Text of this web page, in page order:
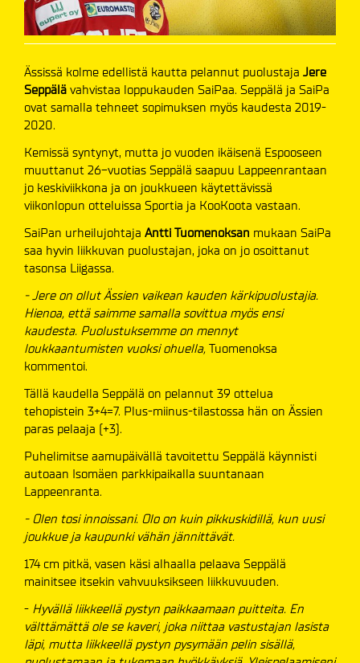
Ässissä kolme edellistä kautta pelannut puolustaja Jere
Seppälä vahvistaa loppukauden SaiPaa. Seppälä ja SaiPa
ovat samalla tehneet sopimuksen myös kaudesta 2019-
2020.
Kemissä syntynyt, mutta jo vuoden ikäisenä Espooseen
muuttanut 26-vuotias Seppälä saapuu Lappeenrantaan
jo keskiviikkona ja on joukkueen käytettävissä
viikonlopun otteluissa Sportia ja KooKoota vastaan.
SaiPan urheilujohtaja Antti Tuomenoksan mukaan SaiPa
saa hyvin liikkuvan puolustajan, joka on jo osoittanut
tasonsa Liigassa.
- Jere on ollut Ässien vaikean kauden kärkipuolustajia.
Hienoa, että saimme samalla sovittua myös ensi
kaudesta. Puolustuksemme on mennyt
loukkaantumisten vuoksi ohuella, Tuomenoksa
kommentoi.
Tällä kaudella Seppälä on pelannut 39 ottelua
tehopistein 3+4=7. Plus-miinus-tilastossa hän on Ässien
paras pelaaja (+3).
Puhelimitse aamupäivällä tavoitettu Seppälä käynnisti
autoaan Isomäen parkkipaikalla suuntanaan
Lappeenranta.
- Olen tosi innoissani. Olo on kuin pikkuskidillä, kun uusi
joukkue ja kaupunki vähän jännittävät.
174 cm pitkä, vasen käsi alhaalla pelaava Seppälä
mainitsee itsekin vahvuuksikseen liikkuvuuden.
- Hyvällä liikkeellä pystyn paikkaamaan puitteita. En
välttämättä ole se kaveri, joka niittaa vastustajan lasista
läpi, mutta liikkeellä pystyn pysymään pelin sisällä,